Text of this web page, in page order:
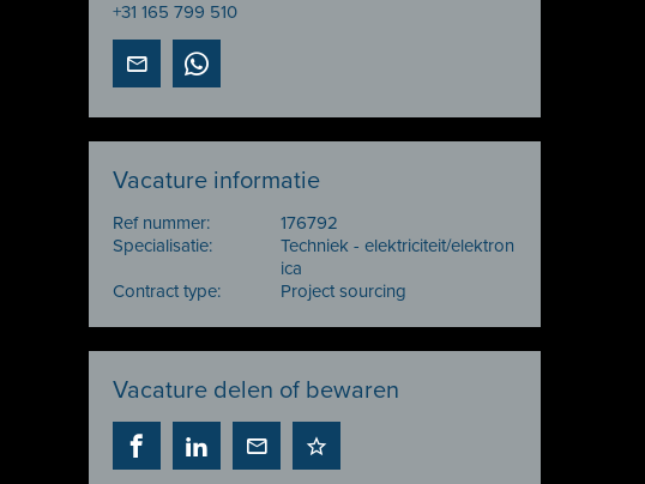
+31 165 799 510
Vacature informatie
Ref nummer:
176792
Specialisatie:
Techniek - elektriciteit/elektron
ica
Contract type:
Project sourcing
Vacature delen of bewaren